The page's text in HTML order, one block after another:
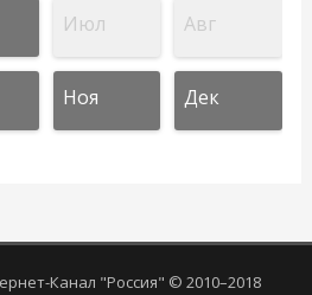
Июл Авг
Ноя Дек
Канал "Россия" © 2010–2018